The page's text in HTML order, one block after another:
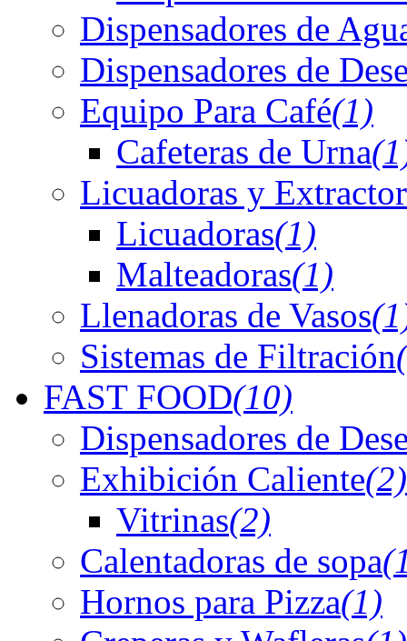
Dispensadores de
Dispensadores de
Equipo Para Café(1)
Cafeteras de Urna
Licuadoras y
Licuadoras(1)
Malteadoras(1)
Llenadoras de Vasos
Sistemas de Filtración
FAST FOOD(10)
Dispensadores de
Exhibición Caliente(2)
Vitrinas(2)
Calentadoras de sopa
Hornos para Pizza(1)